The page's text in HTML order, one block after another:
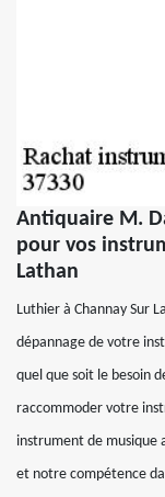
Antiquaire M.
pour vos
Lathan
Luthier à Channay Sur
dépannage de votre
quel que soit le besoin
raccommoder votre
instrument de musique
et notre compétence